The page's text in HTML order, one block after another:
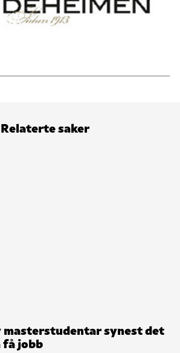
Relaterte saker
masterstudentar synest det
få jobb